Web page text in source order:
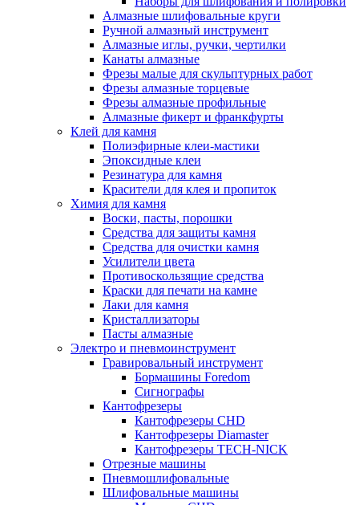
Алмазные шлифовальные круги
Ручной алмазный инструмент
Алмазные иглы, ручки, чертилки
Канаты алмазные
Фрезы малые для скульптурных работ
Фрезы алмазные торцевые
Фрезы алмазные профильные
Алмазные фикерт и франкфурты
Клей для камня
Полиэфирные клеи-мастики
Эпоксидные клеи
Резинатура для камня
Красители для клея и пропиток
Химия для камня
Воски, пасты, порошки
Средства для защиты камня
Средства для очистки камня
Усилители цвета
Противоскользящие средства
Краски для печати на камне
Лаки для камня
Кристаллизаторы
Пасты алмазные
Электро и пневмоинструмент
Гравировальный инструмент
Бормашины Foredom
Сигнографы
Кантофрезеры
Кантофрезеры CHD
Кантофрезеры Diamaster
Кантофрезеры TECH-NICK
Отрезные машины
Пневмошлифовальные
Шлифовальные машины